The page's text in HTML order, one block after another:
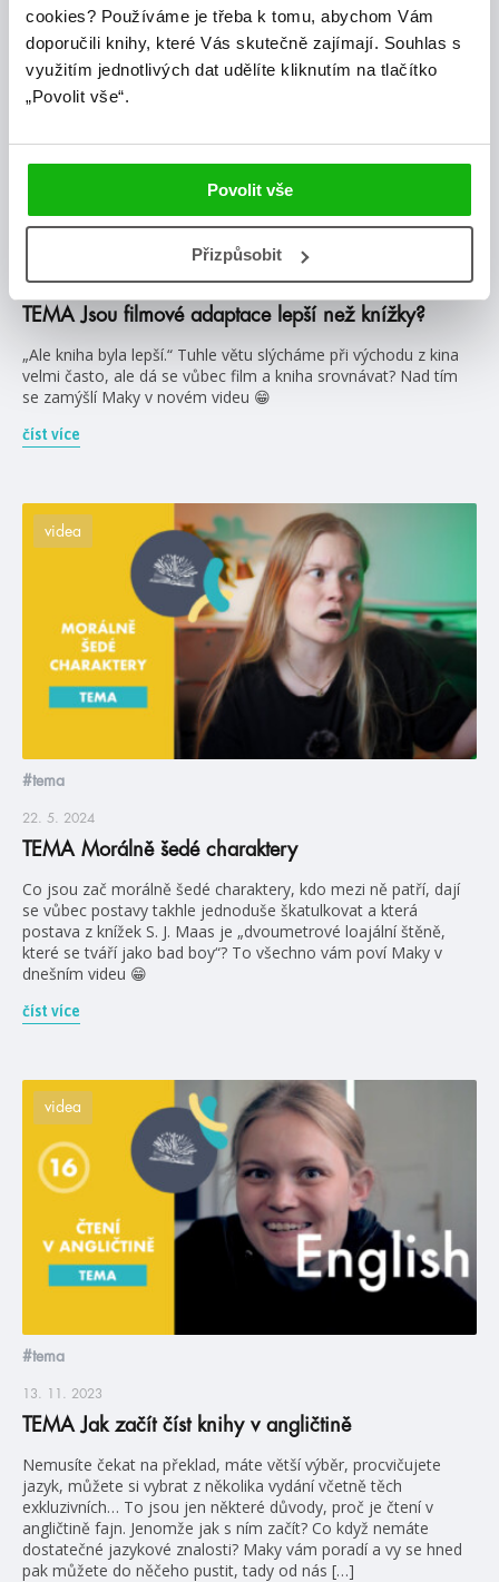
cookies? Používáme je třeba k tomu, abychom Vám
doporučili knihy, které Vás skutečně zajímají. Souhlas s
využitím jednotlivých dat udělíte kliknutím na tlačítko
„Povolit vše“.
Povolit vše
Přizpůsobit
#seriálováadaptace
14. 10. 2024
TEMA Jsou filmové adaptace lepší než knížky?
„Ale kniha byla lepší.“ Tuhle větu slýcháme při východu z kina
velmi často, ale dá se vůbec film a kniha srovnávat? Nad tím
se zamýšlí Maky v novém videu 😁
číst více
videa
#tema
22. 5. 2024
TEMA Morálně šedé charaktery
Co jsou zač morálně šedé charaktery, kdo mezi ně patří, dají
se vůbec postavy takhle jednoduše škatulkovat a která
postava z knížek S. J. Maas je „dvoumetrové loajální štěně,
které se tváří jako bad boy“? To všechno vám poví Maky v
dnešním videu 😁
číst více
videa
#tema
13. 11. 2023
TEMA Jak začít číst knihy v angličtině
Nemusíte čekat na překlad, máte větší výběr, procvičujete
jazyk, můžete si vybrat z několika vydání včetně těch
exkluzivních… To jsou jen některé důvody, proč je čtení v
angličtině fajn. Jenomže jak s ním začít? Co když nemáte
dostatečné jazykové znalosti? Maky vám poradí a vy se hned
pak můžete do něčeho pustit, tady od nás […]